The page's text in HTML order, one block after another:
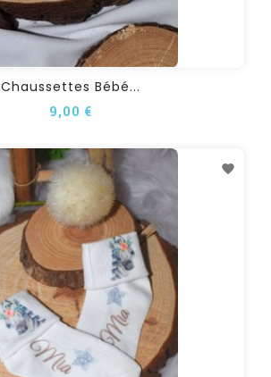
Chaussettes Bébé...
9,00 €